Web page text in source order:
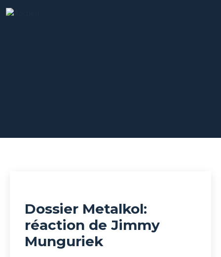
Dossier Metalkol:
réaction de Jimmy
Munguriek